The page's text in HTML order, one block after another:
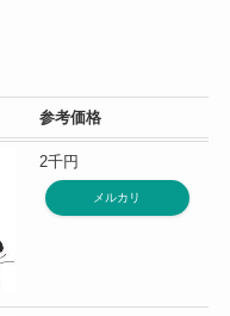
参考価格
2千円
メルカリ